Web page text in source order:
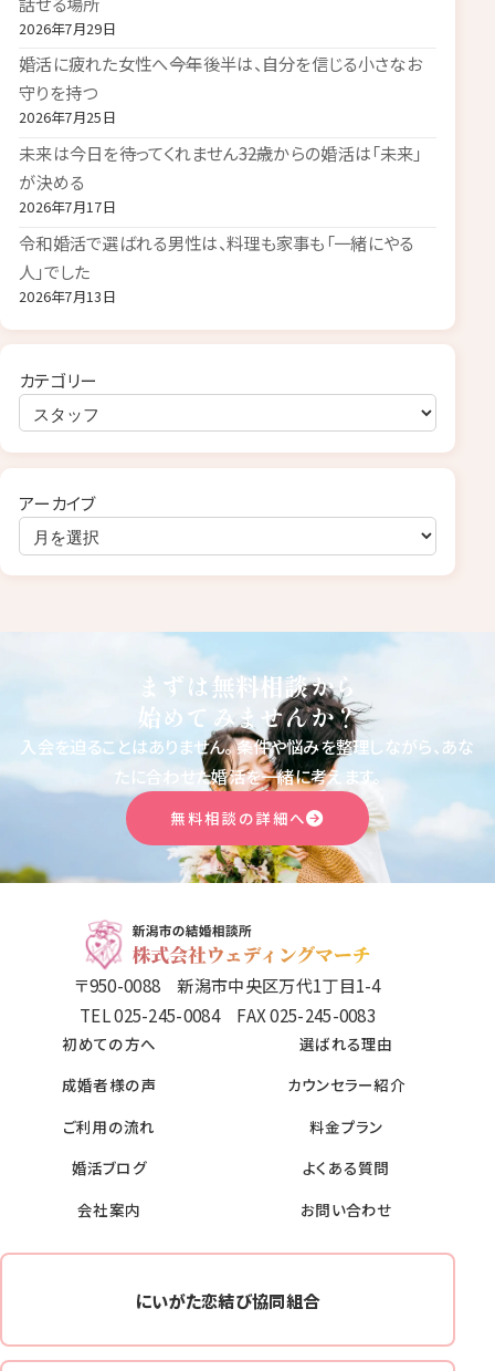
2026年7月29日
婚活に疲れた女性へ――今年後半は、自分を信じる小さなお
守りを持つ
2026年7月25日
未来は今日を待ってくれません――32歳からの婚活は「未来」
が決める
2026年7月17日
令和婚活で選ばれる男性は、料理も家事も「一緒にやる
人」でした
2026年7月13日
カテゴリー
アーカイブ
まずは無料相談から
始めてみませんか？
入会を迫ることはありません。条件や悩みを整理しながら、あな
たに合わせた婚活を一緒に考えます。
無料相談の詳細へ
〒950-0088 新潟市中央区万代1丁目1-4
TEL 025-245-0084 FAX 025-245-0083
初めての方へ
選ばれる理由
成婚者様の声
カウンセラー紹介
ご利用の流れ
料金プラン
婚活ブログ
よくある質問
会社案内
お問い合わせ
にいがた恋結び協同組合